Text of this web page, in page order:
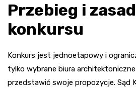
Przebieg i
konkursu
Konkurs jest jednoetapowy i
tylko wybrane biura architektoniczne
przedstawić swoje propozycje. Sąd